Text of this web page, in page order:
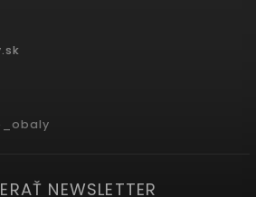
NEWSLETTER